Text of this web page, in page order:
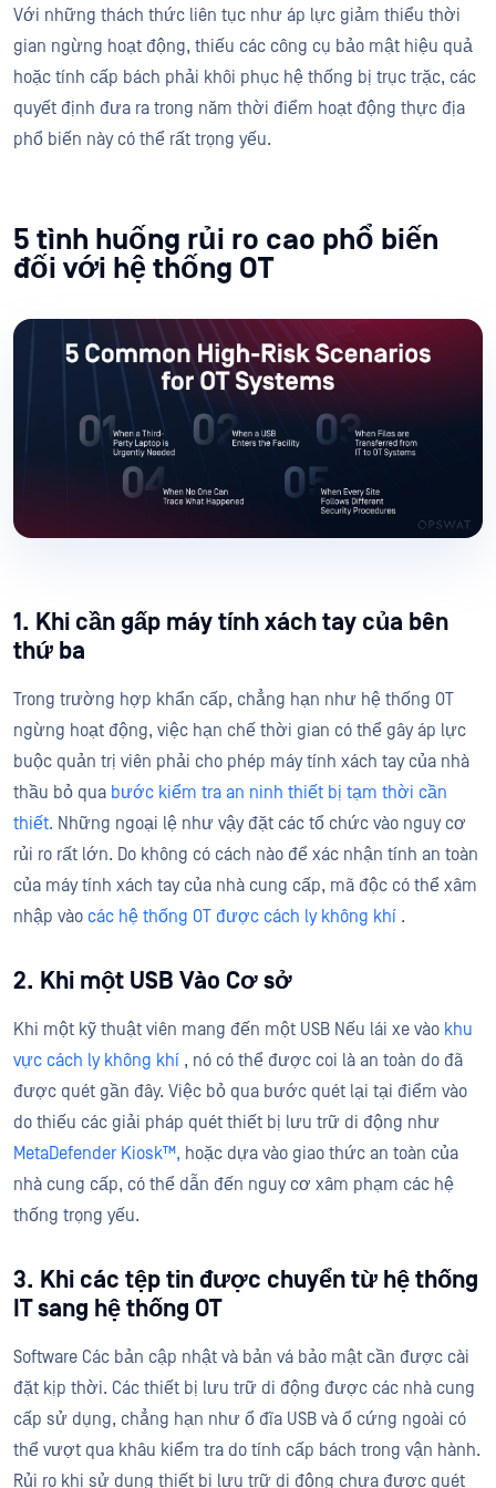
Với những thách thức liên tục như áp lực giảm thiểu thời
gian ngừng hoạt động, thiếu các công cụ bảo mật hiệu quả
hoặc tính cấp bách phải khôi phục hệ thống bị trục trặc, các
quyết định đưa ra trong năm thời điểm hoạt động thực địa
phổ biến này có thể rất trọng yếu.
5 tình huống rủi ro cao phổ biến
đối với hệ thống OT
1. Khi cần gấp máy tính xách tay của bên
thứ ba
Trong trường hợp khẩn cấp, chẳng hạn như hệ thống OT
ngừng hoạt động, việc hạn chế thời gian có thể gây áp lực
buộc quản trị viên phải cho phép máy tính xách tay của nhà
thầu bỏ qua bước kiểm tra an ninh thiết bị tạm thời cần
thiết. Những ngoại lệ như vậy đặt các tổ chức vào nguy cơ
rủi ro rất lớn. Do không có cách nào để xác nhận tính an toàn
của máy tính xách tay của nhà cung cấp, mã độc có thể xâm
nhập vào các hệ thống OT được cách ly không khí .
2. Khi một USB Vào Cơ sở
Khi một kỹ thuật viên mang đến một USB Nếu lái xe vào khu
vực cách ly không khí , nó có thể được coi là an toàn do đã
được quét gần đây. Việc bỏ qua bước quét lại tại điểm vào
do thiếu các giải pháp quét thiết bị lưu trữ di động như
MetaDefender Kiosk™, hoặc dựa vào giao thức an toàn của
nhà cung cấp, có thể dẫn đến nguy cơ xâm phạm các hệ
thống trọng yếu.
3. Khi các tệp tin được chuyển từ hệ thống
IT sang hệ thống OT
Software Các bản cập nhật và bản vá bảo mật cần được cài
đặt kịp thời. Các thiết bị lưu trữ di động được các nhà cung
cấp sử dụng, chẳng hạn như ổ đĩa USB và ổ cứng ngoài có
thể vượt qua khâu kiểm tra do tính cấp bách trong vận hành.
Rủi ro khi sử dụng thiết bị lưu trữ di động chưa được quét